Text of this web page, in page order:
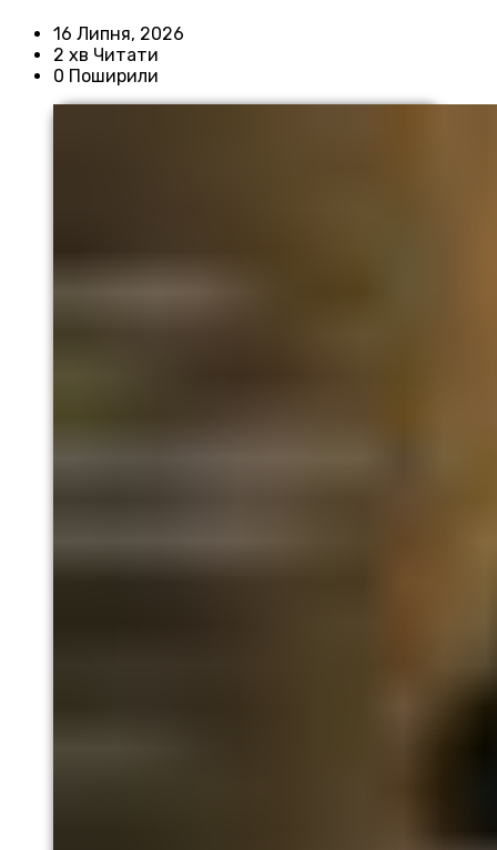
16 Липня, 2026
2 хв Читати
0 Поширили